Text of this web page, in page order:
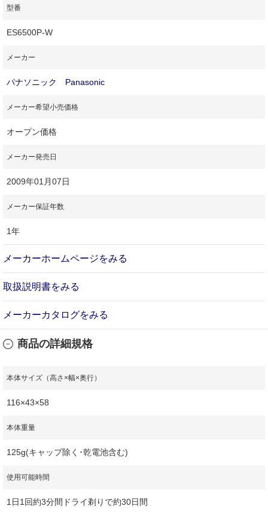
型番
ES6500P-W
メーカー
パナソニック Panasonic
メーカー希望小売価格
オープン価格
メーカー発売日
2009年01月07日
メーカー保証年数
1年
メーカーホームページをみる
取扱説明書をみる
メーカーカタログをみる
商品の詳細規格
本体サイズ（高さ×幅×奥行）
116×43×58
本体重量
125g(キャップ除く･乾電池含む)
使用可能時間
1日1回約3分間ドライ剃りで約30日間